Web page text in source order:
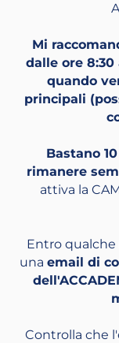
Mi
dalle ore 8:30
quando
principali
Bastano
rimanere
attiva la
Entro
una email di
Controlla che